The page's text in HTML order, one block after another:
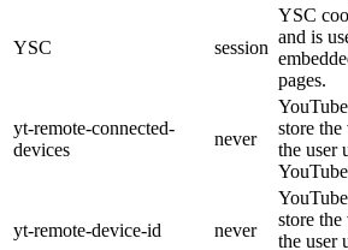
YSC session
YSC
and is
pages.
yt-remote-connected-
devices
never
store
the user
yt-remote-device-id never
store
the user